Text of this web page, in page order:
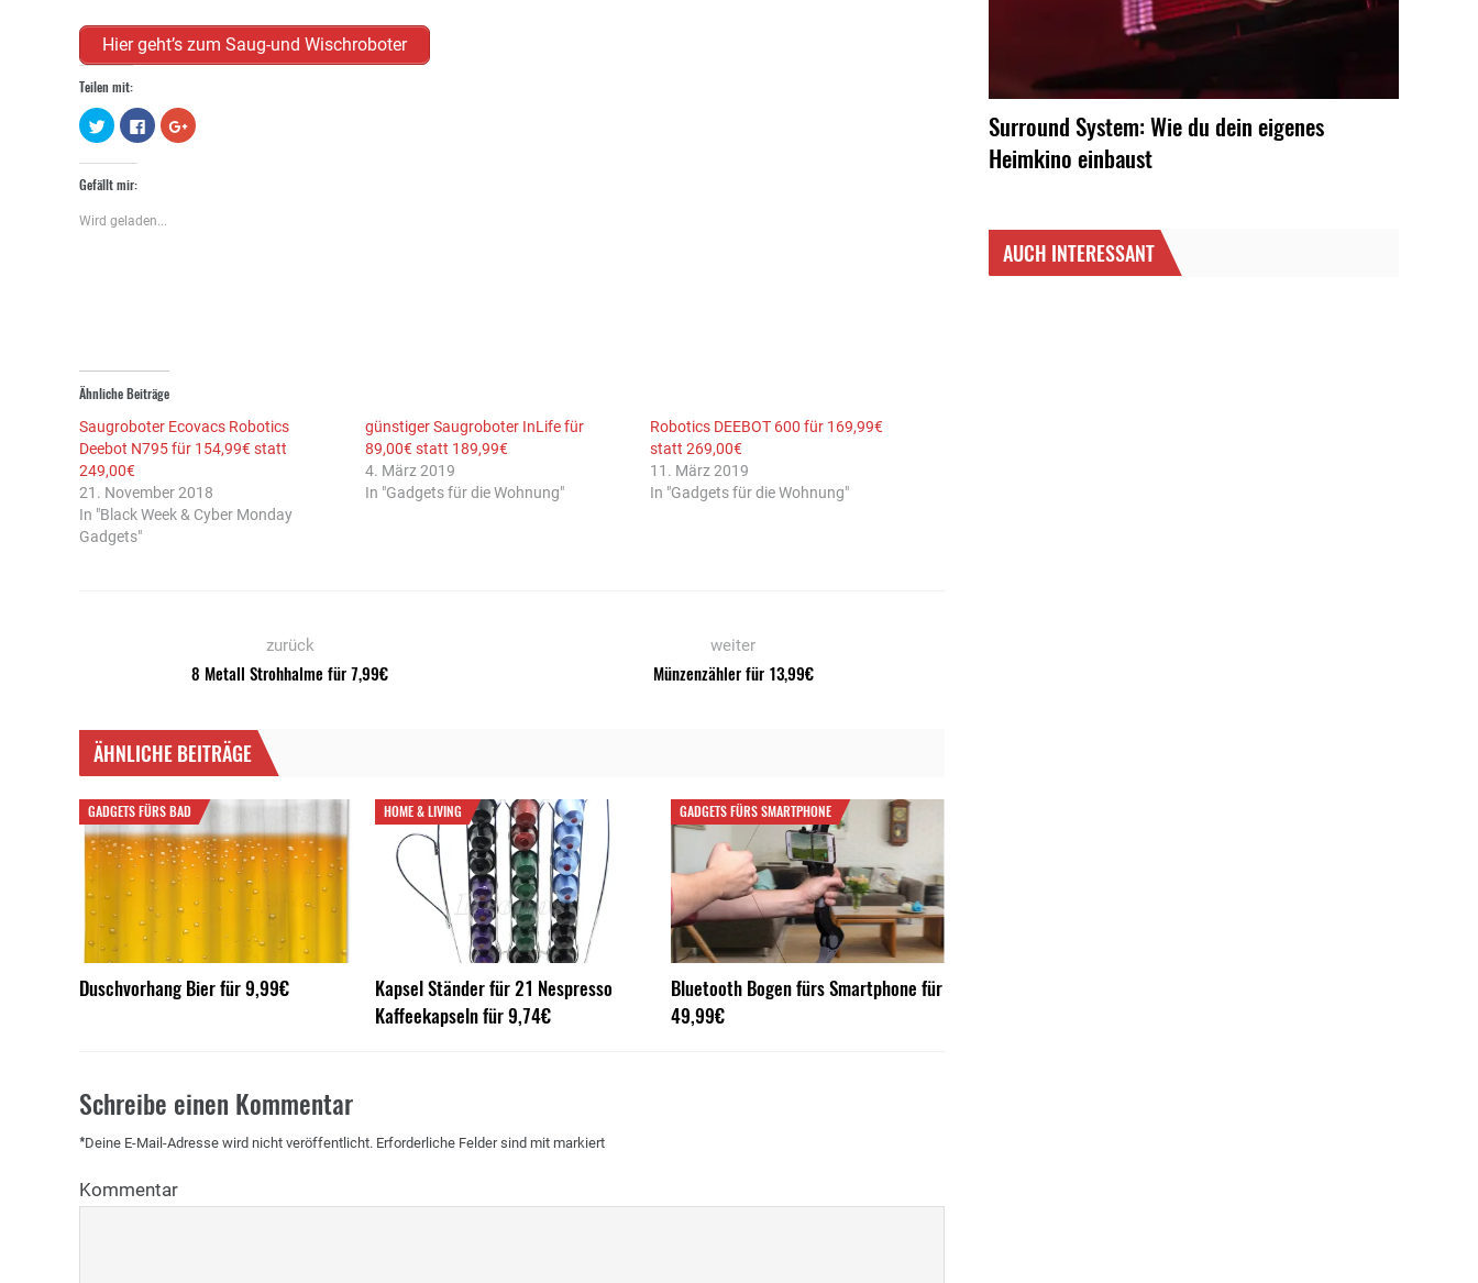
Hier geht’s zum Saug-und Wischroboter
Teilen mit:
Klick,
um
über
Twitter
teilen
in
neuem
Klick,
um
in
neuem
Zum
Teilen
Gefällt mir:
Wird geladen...
Ähnliche Beiträge
Saugroboter Ecovacs Robotics
Deebot N795 für 154,99€ statt
249,00€
21. November 2018
In "Black Week & Cyber Monday
Gadgets"
günstiger Saugroboter InLife für
89,00€ statt 189,99€
4. März 2019
In "Gadgets für die Wohnung"
Robotics DEEBOT 600 für 169,99€
statt 269,00€
11. März 2019
In "Gadgets für die Wohnung"
zurück
8 Metall Strohhalme für 7,99€
weiter
Münzenzähler für 13,99€
ÄHNLICHE BEITRÄGE
GADGETS FÜRS BAD
Duschvorhang Bier für 9,99€
HOME & LIVING
Kapsel Ständer für 21 Nespresso
Kaffeekapseln für 9,74€
GADGETS FÜRS SMARTPHONE
Bluetooth Bogen fürs Smartphone für
49,99€
Schreibe einen Kommentar
Deine E-Mail-Adresse wird nicht veröffentlicht. Erforderliche Felder sind mit
* markiert
Kommentar
Surround System: Wie du dein eigenes
Heimkino einbaust
AUCH INTERESSANT